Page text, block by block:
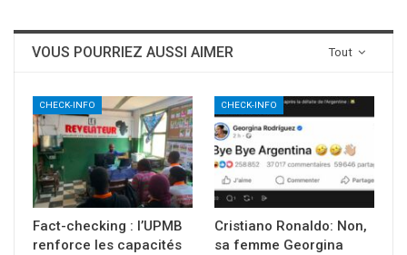
Tout
VOUS POURRIEZ AUSSI AIMER
CHECK-INFO
Fact-checking : l’UPMB
renforce les capacités
CHECK-INFO
Cristiano Ronaldo: Non,
sa femme Georgina